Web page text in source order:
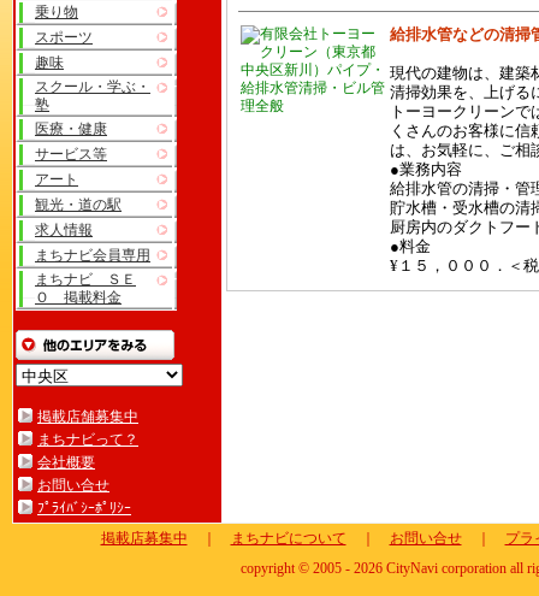
乗り物
スポーツ
趣味
スクール・学ぶ・
塾
医療・健康
サービス等
アート
観光・道の駅
求人情報
まちナビ会員専用
まちナビ ＳＥ
Ｏ 掲載料金
掲載店舗募集中
まちナビって？
会社概要
お問い合せ
ﾌﾟﾗｲﾊﾞｼｰﾎﾟﾘｼｰ
給排水管などの清掃
現代の建物は、建築
清掃効果を、上げる
トーヨークリーン
くさんのお客様に信
は、お気軽に、ご相
●業務内容
給排水管の清掃・管
貯水槽・受水槽の清
厨房内のダクトフ
●料金
¥１５，０００．＜
掲載店募集中 まちナビについて お問い合せ｜
プラ
copyright © 2005 - 2026 CityNavi corporation all